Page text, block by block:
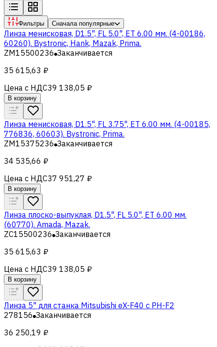
Фильтры Сначала популярные
Линза менисковая, D1.5", FL 5.0", ET 6.00 мм. (4-00186,
60260). Bystronic, Hank, Mazak, Prima.
ZM15500236 Заканчивается
35 615,63 ₽
Цена с НДС39 138,05 ₽
В корзину
Линза менисковая, D1.5", FL 3.75", ET 6.00 мм. (4-00185,
776836, 60603). Bystronic, Prima.
ZM15375236 Заканчивается
34 535,66 ₽
Цена с НДС37 951,27 ₽
В корзину
Линза плоско-выпуклая, D1.5", FL 5.0", ET 6.00 мм.
(60770). Amada, Mazak.
ZC15500236 Заканчивается
35 615,63 ₽
Цена с НДС39 138,05 ₽
В корзину
Линза 5" для станка Mitsubishi eX-F40 с PH-F2
278156 Заканчивается
36 250,19 ₽